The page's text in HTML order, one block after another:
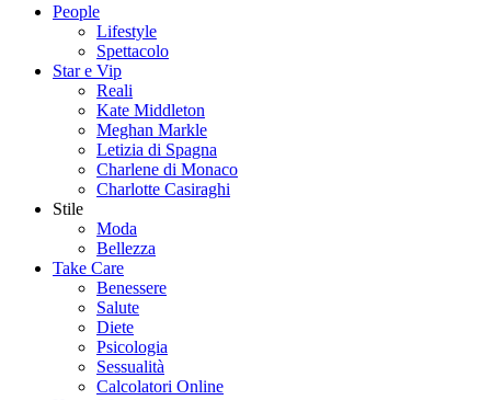
People
Lifestyle
Spettacolo
Star e Vip
Reali
Kate Middleton
Meghan Markle
Letizia di Spagna
Charlene di Monaco
Charlotte Casiraghi
Stile
Moda
Bellezza
Take Care
Benessere
Salute
Diete
Psicologia
Sessualità
Calcolatori Online